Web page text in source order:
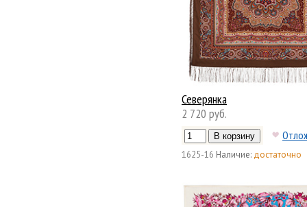
Северянка
2 720 руб.
1625-16 Наличие: достаточно